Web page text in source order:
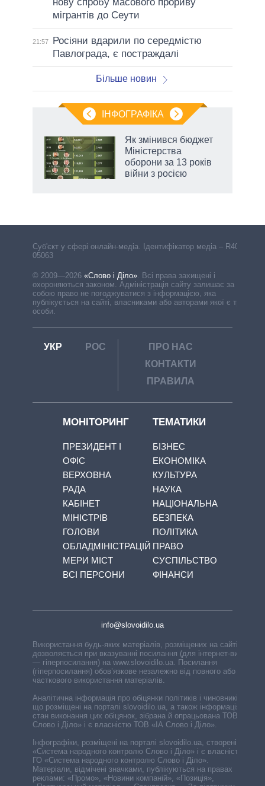
нову спробу масового прориву
мігрантів до Сеути
21:57
Росіяни вдарили по середмістю
Павлограда, є постраждалі
Більше новин
ІНФОГРАФІКА
Як змінився бюджет
Міністерства
оборони за 13 років
війни з росією
Cуб'єкт у сфері онлайн-медіа. Ідентифікатор медіа – R40-
05063
© 2009—2026 «Слово і Діло». Всі права захищені і
охороняються законом. Адміністрація сайту залишає за
собою право не погоджуватися з інформацією, яка
публікується на сайті, власниками або авторами якої є треті
особи.
УКР РОС
ПРО НАС
КОНТАКТИ
ПРАВИЛА
МОНІТОРИНГ
ПРЕЗИДЕНТ І
ОФІС
ВЕРХОВНА
РАДА
КАБІНЕТ
МІНІСТРІВ
ГОЛОВИ
ОБЛАДМІНІСТРАЦІЙ
МЕРИ МІСТ
ВСІ ПЕРСОНИ
ТЕМАТИКИ
БІЗНЕС
ЕКОНОМІКА
КУЛЬТУРА
НАУКА
НАЦІОНАЛЬНА
БЕЗПЕКА
ПОЛІТИКА
ПРАВО
СУСПІЛЬСТВО
ФІНАНСИ
info@slovoidilo.ua
Використання будь-яких матеріалів, розміщених на сайті,
дозволяється при вказуванні посилання (для інтернет-видань
— гіперпосилання) на www.slovoidilo.ua. Посилання
(гіперпосилання) обов’язкове незалежно від повного або
часткового використання матеріалів.
Аналітична інформація про обіцянки політиків і чиновників,
що розміщені на порталі slovoidilo.ua, а також інформація про
стан виконання цих обіцянок, зібрана й опрацьована ТОВ «ІА
Слово і Діло» і є власністю ТОВ «ІА Слово і Діло».
Інфографіки, розміщені на порталі slovoidilo.ua, створені ГО
«Система народного контролю Слово і Діло» і є власністю
ГО «Система народного контролю Слово і Діло».
Матеріали, відмічені значками, публікуються на правах
реклами: «Промо», «Новини компаній», «Позиція»,